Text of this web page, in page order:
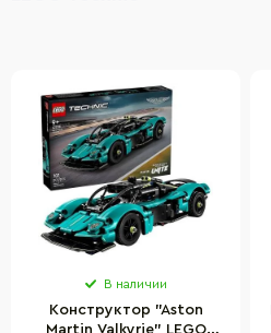
В наличии
Конструктор "Aston
Martin Valkyrie" LEGO